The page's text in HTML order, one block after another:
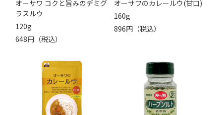
オーサワ コクと旨みのデミグ
ラスルウ
120g
648円（税込）
オーサワのカレールウ(甘口)
160g
896円（税込）